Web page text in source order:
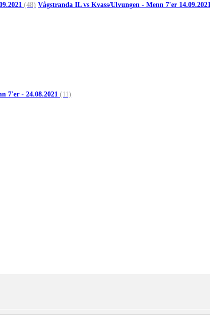
(48) Vågstranda IL vs Kvass/Ulvungen - Menn 7'er 14.09.2021
7'er - 24.08.2021 (11)